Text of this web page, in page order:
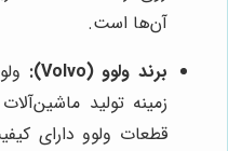
آن‌ها است.
برند ولوو (Volvo):
زمینه تولید
قطعات ولوو دارای